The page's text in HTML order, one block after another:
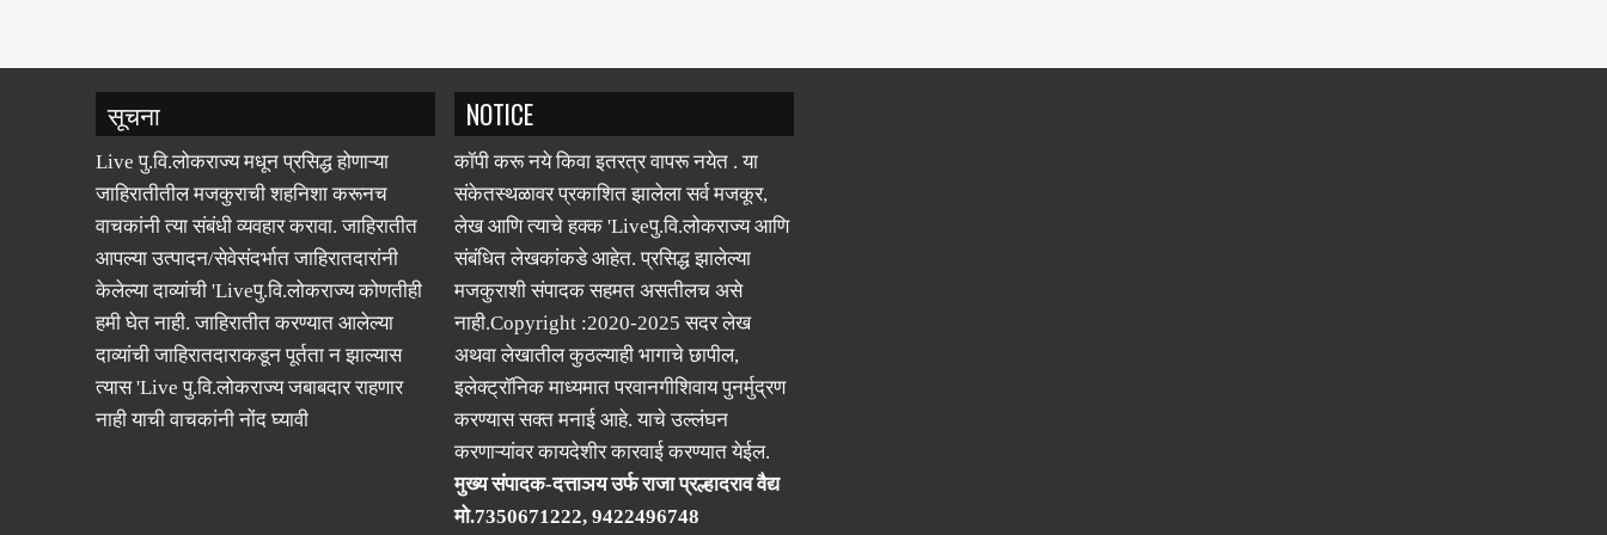
सूचना
Live पु.वि.लोकराज्य मधून प्रसिद्ध होणाऱ्या
जाहिरातीतील मजकुराची शहनिशा करूनच
वाचकांनी त्या संबंधी व्यवहार करावा. जाहिरातीत
आपल्या उत्पादन/सेवेसंदर्भात जाहिरातदारांनी
केलेल्या दाव्यांची 'Liveपु.वि.लोकराज्य कोणतीही
हमी घेत नाही. जाहिरातीत करण्यात आलेल्या
दाव्यांची जाहिरातदाराकडून पूर्तता न झाल्यास
त्यास 'Live पु.वि.लोकराज्य जबाबदार राहणार
नाही याची वाचकांनी नोंद घ्यावी
NOTICE
कॉपी करू नये किवा इतरत्र वापरू नयेत . या
संकेतस्थळावर प्रकाशित झालेला सर्व मजकूर,
लेख आणि त्याचे हक्क 'Liveपु.वि.लोकराज्य आणि
संबंधित लेखकांकडे आहेत. प्रसिद्ध झालेल्या
मजकुराशी संपादक सहमत असतीलच असे
नाही.Copyright :2020-2025 सदर लेख
अथवा लेखातील कुठल्याही भागाचे छापील,
इलेक्ट्रॉनिक माध्यमात परवानगीशिवाय पुनर्मुद्रण
करण्यास सक्त मनाई आहे. याचे उल्लंघन
करणाऱ्यांवर कायदेशीर कारवाई करण्यात येईल.
मुख्य संपादक-दत्ताञय उर्फ राजा प्रल्हादराव वैद्य
मो.7350671222, 9422496748